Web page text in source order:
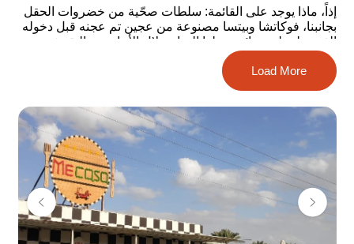
إذاً، ماذا يوجد على القائمة: سلطات صحّية من خضروات الحقل
بجانبنا، فوكاتشا وبيتسا مصنوعة من عجين تم عجنه قبل دخوله
الفرن بلحظة، روائح يحملها الهواء خلال الأحاديث والنقرشة
بانتظار الحصول على الوجبات الرئيسية.
يحاذي المطعم مزارع التمر من جهة، والجبال الصحراوية من
الحديث والمذاقات المتبّلة بأعشاب التوابل المميزة ذات النكهة
البرّية.
استضافة بتصميم وأجواء ريفية، مثل قفزة قصيرة إلى إيطاليا
القديمة والتقليدية، وكل ذلك من صنع أيدي المستضيفين.
هنالك أيضا، في المكان، مطبخ منفصل مع قائمة طعام لحوم.
Load More